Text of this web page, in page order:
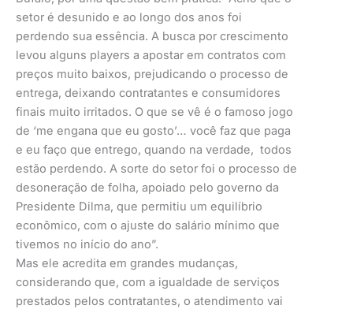
setor é desunido e ao longo dos anos foi
perdendo sua essência. A busca por crescimento
levou alguns players a apostar em contratos com
preços muito baixos, prejudicando o processo de
entrega, deixando contratantes e consumidores
finais muito irritados. O que se vê é o famoso jogo
de ‘me engana que eu gosto’… você faz que paga
e eu faço que entrego, quando na verdade, todos
estão perdendo. A sorte do setor foi o processo de
desoneração de folha, apoiado pelo governo da
Presidente Dilma, que permitiu um equilíbrio
econômico, com o ajuste do salário mínimo que
tivemos no início do ano”.
Mas ele acredita em grandes mudanças,
considerando que, com a igualdade de serviços
prestados pelos contratantes, o atendimento vai